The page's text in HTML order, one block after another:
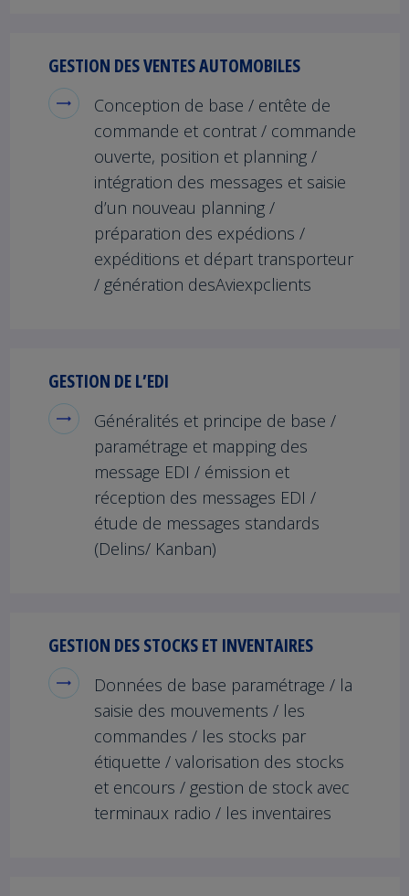
GESTION DES VENTES AUTOMOBILES
Conception de base / entête de
commande et contrat / commande
ouverte, position et planning /
intégration des messages et saisie
d’un nouveau planning /
préparation des expédions /
expéditions et départ transporteur
/ génération desAviexpclients
GESTION DE L’EDI
Généralités et principe de base /
paramétrage et mapping des
message EDI / émission et
réception des messages EDI /
étude de messages standards
(Delins/ Kanban)
GESTION DES STOCKS ET INVENTAIRES
Données de base paramétrage / la
saisie des mouvements / les
commandes / les stocks par
étiquette / valorisation des stocks
et encours / gestion de stock avec
terminaux radio / les inventaires